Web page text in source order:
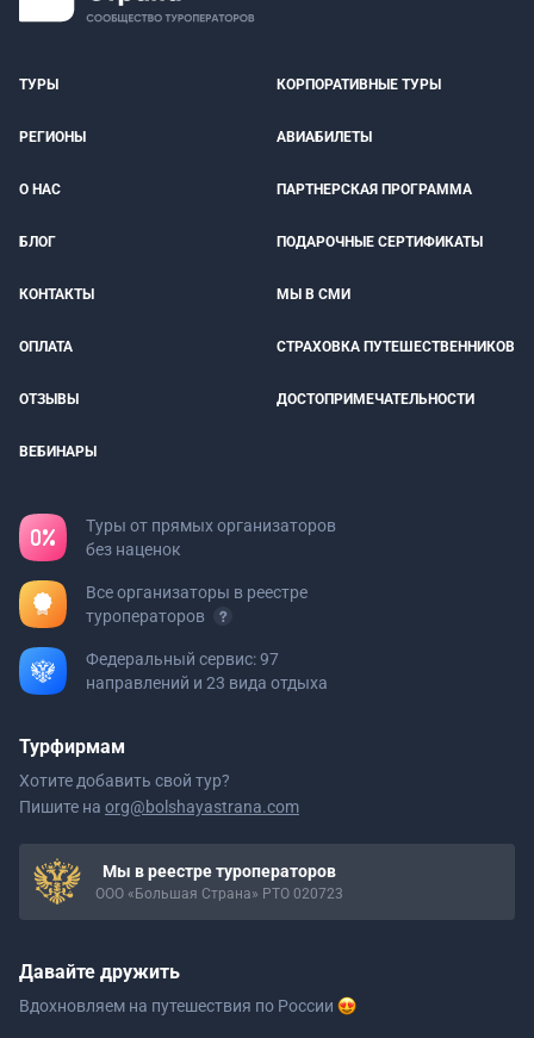
ТУРЫ КОРПОРАТИВНЫЕ ТУРЫ
РЕГИОНЫ АВИАБИЛЕТЫ
О НАС ПАРТНЕРСКАЯ ПРОГРАММА
БЛОГ ПОДАРОЧНЫЕ СЕРТИФИКАТЫ
КОНТАКТЫ МЫ В СМИ
ОПЛАТА СТРАХОВКА ПУТЕШЕСТВЕННИКОВ
ОТЗЫВЫ ДОСТОПРИМЕЧАТЕЛЬНОСТИ
ВЕБИНАРЫ
Туры от прямых организаторов
без наценок
Все организаторы в реестре
туроператоров
Федеральный сервис: 97
направлений и 23 вида отдыха
Турфирмам
Хотите добавить свой тур?
Пишите на org@bolshayastrana.com
Мы в реестре туроператоров
ООО «Большая Страна» РТО 020723
Давайте дружить
Вдохновляем на путешествия по России